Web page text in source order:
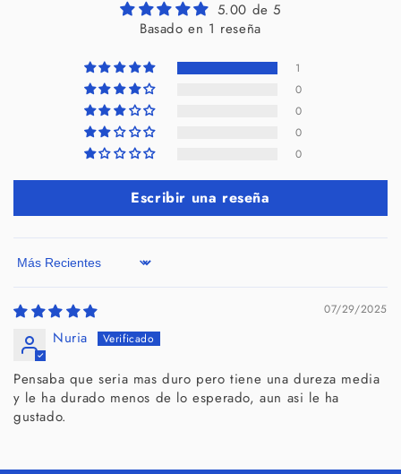
5.00 de 5
Basado en 1 reseña
1
0
0
0
0
Escribir una reseña
Sort by
07/29/2025
Nuria
Pensaba que seria mas duro pero tiene una dureza media
y le ha durado menos de lo esperado, aun asi le ha
gustado.